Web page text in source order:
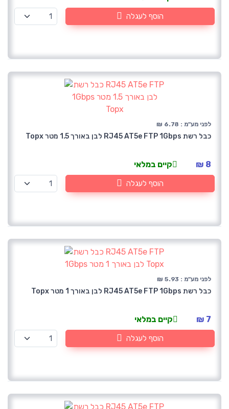
הוסף לעגלה
לפני מע"מ : 6.78 ₪
כבל רשת RJ45 AT5e FTP 1Gbps לבן באורך 1.5 מטר Topx
8 ₪ קיים במלאי
הוסף לעגלה
לפני מע"מ : 5.93 ₪
כבל רשת RJ45 AT5e FTP 1Gbps לבן באורך 1 מטר Topx
7 ₪ קיים במלאי
הוסף לעגלה